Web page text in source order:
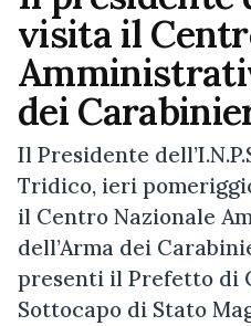
visita il
dei
Il Presidente
Tridico, ieri
il Centro Nazionale
dell’Arma dei
presenti il Prefetto di
Sottocapo di Stato